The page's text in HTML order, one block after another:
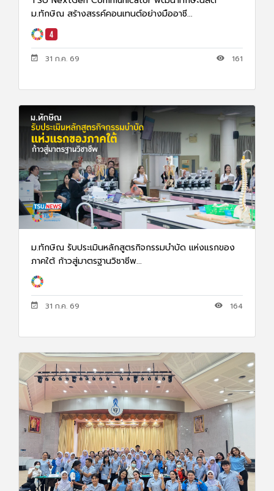
ม.ทักษิณ สร้างสรรค์คอนเทนต์อย่างมืออาชี...
31 ก.ค. 69 161
ม.ทักษิณ รับประเมินหลักสูตรกิจกรรมบำบัด แห่งแรกของ
ภาคใต้ ก้าวสู่มาตรฐานวิชาชีพ...
31 ก.ค. 69 164